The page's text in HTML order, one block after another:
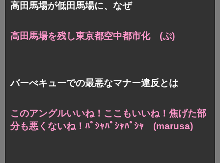
高田馬場が低田馬場に、なぜ
高田馬場を残し東京都空中都市化 (ぷ)
バーべキューでの最悪なマナー違反とは
このアングルいいね！ここもいいね！ 焦げた部
分も悪くないね！ﾊﾟｼｬﾊﾟｼｬﾊﾟｼｬ (marusa)